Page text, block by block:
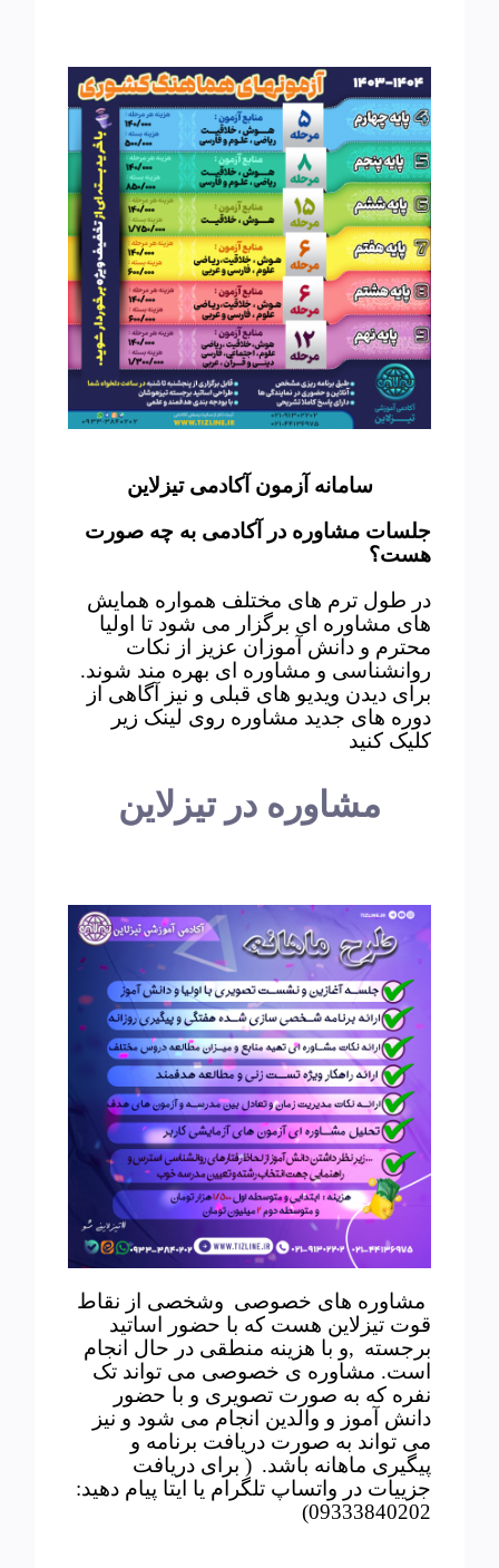
سامانه آزمون آکادمی تیزلاین
جلسات مشاوره در آکادمی به چه صورت
هست؟
در طول ترم های مختلف همواره همایش
های مشاوره ای برگزار می شود تا اولیا
محترم و دانش آموزان عزیز از نکات
روانشناسی و مشاوره ای بهره مند شوند.
برای دیدن ویدیو های قبلی و نیز آگاهی از
دوره های جدید مشاوره روی لینک زیر
کلیک کنید
مشاوره در تیزلاین
مشاوره های خصوصی وشخصی از نقاط
قوت تیزلاین هست که با حضور اساتید
برجسته ,و با هزینه منطقی در حال انجام
است. مشاوره ی خصوصی می تواند تک
نفره که به صورت تصویری و با حضور
دانش آموز و والدین انجام می شود و نیز
می تواند به صورت دریافت برنامه و
پیگیری ماهانه باشد. ( برای دریافت
جزییات در واتساپ تلگرام یا ایتا پیام دهید:
09333840202)